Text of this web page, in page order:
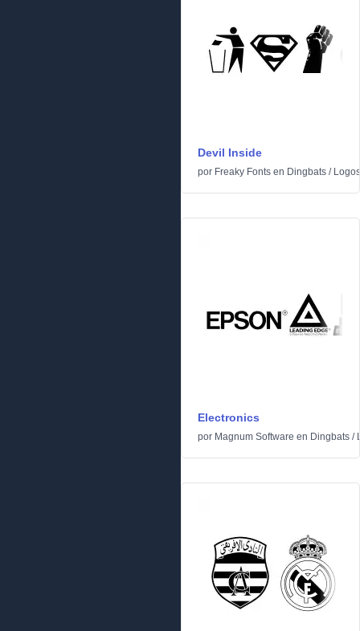
Devil Inside
por Freaky Fonts en Dingbats / Logos
Electronics
por Magnum Software en Dingbats /